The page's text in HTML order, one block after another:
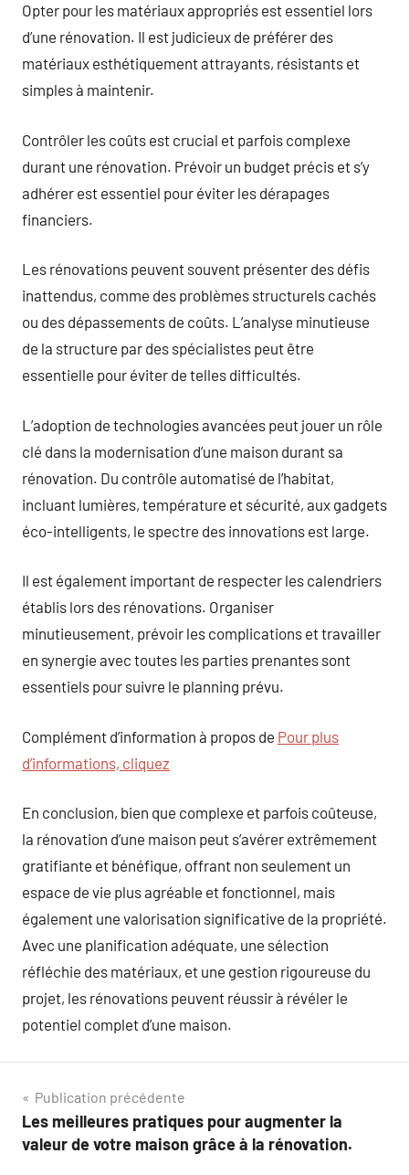
Opter pour les matériaux appropriés est essentiel lors
d’une rénovation. Il est judicieux de préférer des
matériaux esthétiquement attrayants, résistants et
simples à maintenir.
Contrôler les coûts est crucial et parfois complexe
durant une rénovation. Prévoir un budget précis et s’y
adhérer est essentiel pour éviter les dérapages
financiers.
Les rénovations peuvent souvent présenter des défis
inattendus, comme des problèmes structurels cachés
ou des dépassements de coûts. L’analyse minutieuse
de la structure par des spécialistes peut être
essentielle pour éviter de telles difficultés.
L’adoption de technologies avancées peut jouer un rôle
clé dans la modernisation d’une maison durant sa
rénovation. Du contrôle automatisé de l’habitat,
incluant lumières, température et sécurité, aux gadgets
éco-intelligents, le spectre des innovations est large.
Il est également important de respecter les calendriers
établis lors des rénovations. Organiser
minutieusement, prévoir les complications et travailler
en synergie avec toutes les parties prenantes sont
essentiels pour suivre le planning prévu.
Complément d’information à propos de Pour plus
d’informations, cliquez
En conclusion, bien que complexe et parfois coûteuse,
la rénovation d’une maison peut s’avérer extrêmement
gratifiante et bénéfique, offrant non seulement un
espace de vie plus agréable et fonctionnel, mais
également une valorisation significative de la propriété.
Avec une planification adéquate, une sélection
réfléchie des matériaux, et une gestion rigoureuse du
projet, les rénovations peuvent réussir à révéler le
potentiel complet d’une maison.
Navigation
de
Publication précédente
Les meilleures pratiques pour augmenter la
valeur de votre maison grâce à la rénovation.